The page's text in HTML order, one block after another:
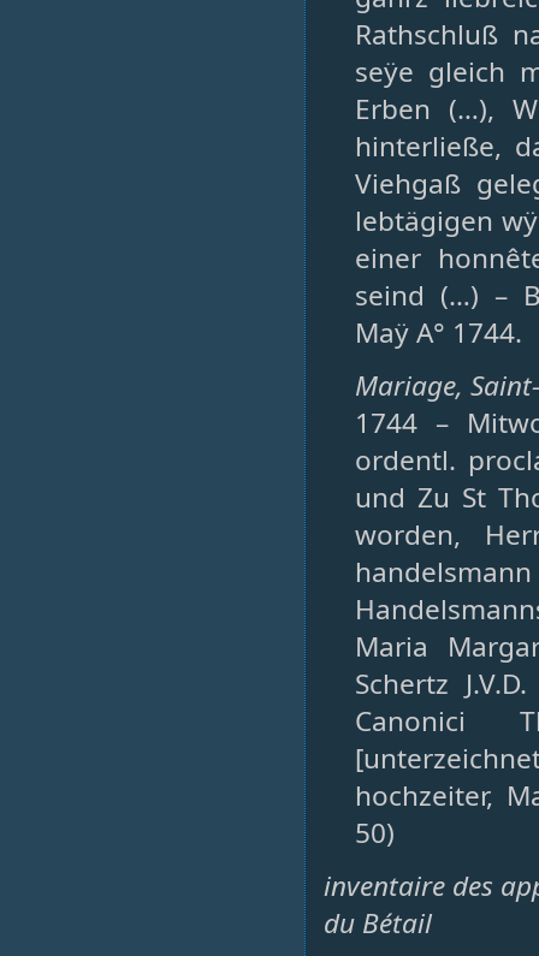
Rathschluß
seÿe gleich
Erben (…),
hinterließe,
Viehgaß
lebtägigen
einer
seind (…) –
Maÿ A° 1744.
Mariage,
1744 –
ordentl.
und Zu St
worden,
Maria
Schertz
Canonici
hochzeiter,
50)
inventaire des
du Bétail